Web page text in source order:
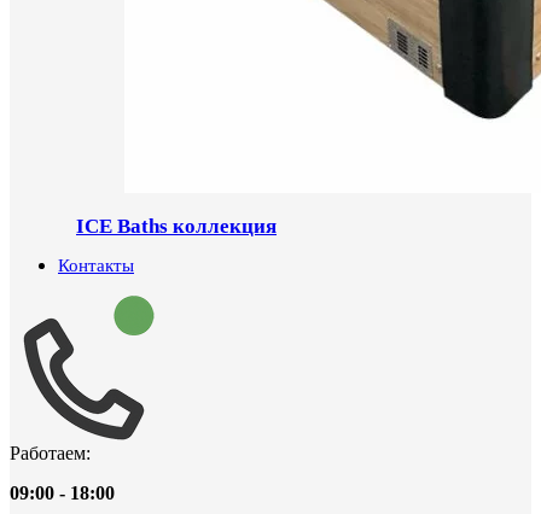
ICE Baths коллекция
Контакты
Работаем:
09:00 - 18:00